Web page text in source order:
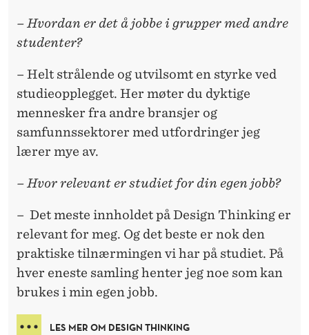
– Hvordan er det å jobbe i grupper med andre
studenter?
– Helt strålende og utvilsomt en styrke ved
studieopplegget. Her møter du dyktige
mennesker fra andre bransjer og
samfunnssektorer med utfordringer jeg
lærer mye av.
– Hvor relevant er studiet for din egen jobb?
– Det meste innholdet på Design Thinking er
relevant for meg. Og det beste er nok den
praktiske tilnærmingen vi har på studiet. På
hver eneste samling henter jeg noe som kan
brukes i min egen jobb.
LES MER OM DESIGN THINKING